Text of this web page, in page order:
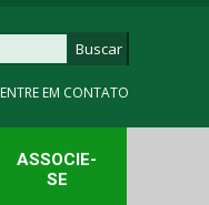
ENTRE EM CONTATO
ASSOCIE-
SE